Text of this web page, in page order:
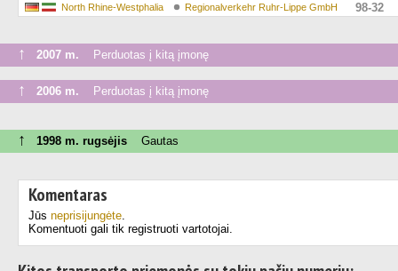
North Rhine-Westphalia Regionalverkehr Ruhr-Lippe GmbH 98-32
↑ 2007 m. Perduotas į kitą įmonę
↑ 2006 m. Perduotas į kitą įmonę
↑ 1998 m. rugsėjis Gautas
Komentaras
Jūs neprisijungėte.
Komentuoti gali tik registruoti vartotojai.